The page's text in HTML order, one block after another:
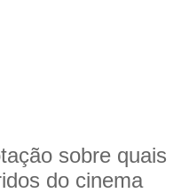
sobre quais
do cinema